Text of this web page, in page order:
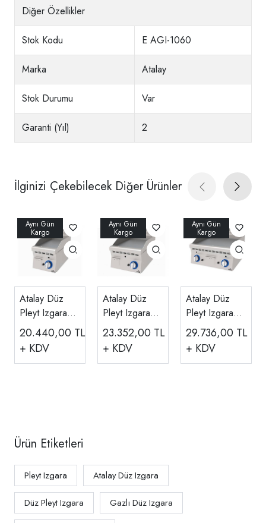
Diğer Özellikler
Stok Kodu E AGI-1060
Marka Atalay
Stok Durumu Var
Garanti (Yıl) 2
İlginizi Çekebilecek Diğer Ürünler
Atalay Düz
Pleyt Izgara
Ce Belgeli
Gazlı
30x60x30 Cm
20.440,00 TL
+ KDV
Atalay Düz
Pleyt Izgara
Ce Belgeli
Gazlı
40x60x30 Cm
23.352,00 TL
+ KDV
Atalay Düz
Pleyt Izgara
Ce Belgeli
Gazlı
60x60x30 Cm
29.736,00 TL
+ KDV
Ürün Etiketleri
Pleyt Izgara Atalay Düz Izgara
Düz Pleyt Izgara Gazlı Düz Izgara